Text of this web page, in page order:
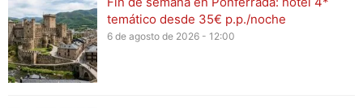
temático desde 35€ p.p./noche
6 de agosto de 2026 - 12:00